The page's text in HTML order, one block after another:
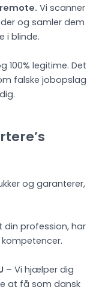
Vi scanner
og samler dem
i blinde.
100% legitime. Det
falske jobopslag
og garanterer,
din profession, har
– Vi hjælper dig
at få som dansk